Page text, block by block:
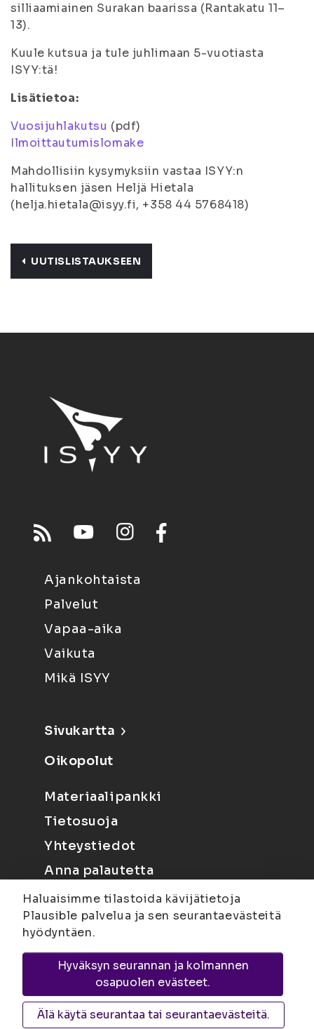
silliaamiainen Surakan baarissa (Rantakatu 11–
13).
Kuule kutsua ja tule juhlimaan 5-vuotiasta
ISYY:tä!
Lisätietoa:
Vuosijuhlakutsu (pdf)
Ilmoittautumislomake
Mahdollisiin kysymyksiin vastaa ISYY:n
hallituksen jäsen Heljä Hietala
(helja.hietala@isyy.fi, +358 44 5768418)
UUTISLISTAUKSEEN
Ajankohtaista
Palvelut
Vapaa-aika
Vaikuta
Mikä ISYY
Sivukartta
Oikopolut
Materiaalipankki
Tietosuoja
Yhteystiedot
Anna palautetta
Joensuu
Suvantokatu 6, 80100 Joensuu |
KuopioYliopistonranta 15, PL 1627, 70211
Kuopio
Haluaisimme tilastoida kävijätietoja
Plausible palvelua ja sen seurantaevästeitä
hyödyntäen.
Hyväksyn seurannan ja kolmannen
osapuolen evästeet.
Älä käytä seurantaa tai seurantaevästeitä.